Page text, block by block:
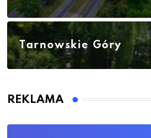
Tarnowskie Góry
REKLAMA